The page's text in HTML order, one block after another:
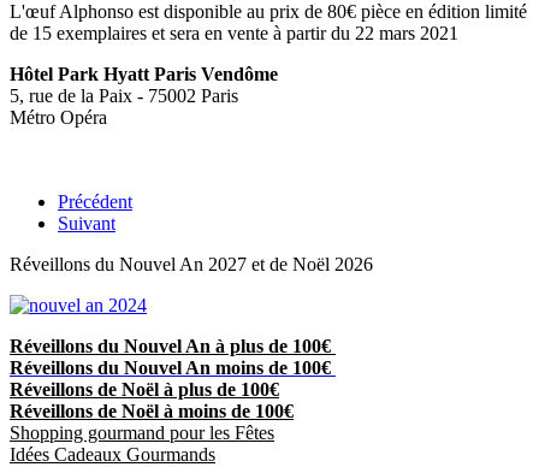
L'œuf Alphonso est disponible au prix de 80€ pièce en édition limité
de 15 exemplaires et sera en vente à partir du 22 mars 2021
Hôtel Park Hyatt Paris Vendôme
5, rue de la Paix - 75002 Paris
Métro Opéra
Précédent
Suivant
Réveillons du Nouvel An 2027 et de Noël 2026
Réveillons du Nouvel An à plus de 100€
Réveillons du Nouvel An moins de 100€
Réveillons de Noël à plus de 100€
Réveillons de Noël à moins de 100€
Shopping gourmand pour les Fêtes
Idées Cadeaux Gourmands